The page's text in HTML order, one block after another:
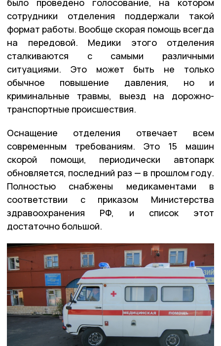
сотрудники отделения поддержали такой
формат работы. Вообще скорая помощь всегда
на передовой. Медики этого отделения
сталкиваются с самыми различными
ситуациями. Это может быть не только
обычное повышение давления, но и
криминальные травмы, выезд на дорожно-
транспортные происшествия.
Оснащение отделения отвечает всем
современным требованиям. Это 15 машин
скорой помощи, периодически автопарк
обновляется, последний раз — в прошлом году.
Полностью снабжены медикаментами в
соответствии с приказом Министерства
здравоохранения РФ, и список этот
достаточно большой.